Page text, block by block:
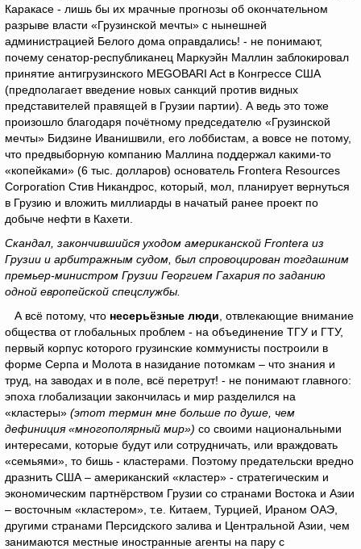
Каракасе - лишь бы их мрачные прогнозы об окончательном
разрыве власти «Грузинской мечты» с нынешней
администрацией Белого дома оправдались! - не понимают,
почему сенатор-республиканец Маркуэйн Маллин заблокировал
принятие антигрузинского MEGOBARI Act в Конгрессе США
(предполагает введение новых санкций против видных
представителей правящей в Грузии партии). А ведь это тоже
произошло благодаря почётному председателю «Грузинской
мечты» Бидзине Иванишвили, его лоббистам, а вовсе не потому,
что предвыборную компанию Маллина поддержал какими-то
«копейками» (6 тыс. долларов) основатель Frontera Resources
Corporation Стив Никандрос, который, мол, планирует вернуться
в Грузию и вложить миллиарды в начатый ранее проект по
добыче нефти в Кахети.
Скандал, закончившийся уходом американской Frontera из
Грузии и арбитражным судом, был спровоцирован тогдашним
премьер-министром Грузии Георгием Гахария по заданию
одной европейской спецслужбы.
А всё потому, что несерьёзные люди , отвлекающие внимание
общества от глобальных проблем - на объединение ТГУ и ГТУ,
первый корпус которого грузинские коммунисты построили в
форме Серпа и Молота в назидание потомкам – что знания и
труд, на заводах и в поле, всё перетрут! - не понимают главного:
эпоха глобализации закончилась и мир разделился на
«кластеры» (этот термин мне больше по душе, чем
дефиниция «многополярный мир») со своими национальными
интересами, которые будут или сотрудничать, или враждовать
«семьями», то бишь - кластерами. Поэтому предательски вредно
дразнить США – американский «кластер» - стратегическим и
экономическим партнёрством Грузии со странами Востока и Азии
– восточным «кластером», т.е. Китаем, Турцией, Ираном ОАЭ,
другими странами Персидского залива и Центральной Азии, чем
занимаются местные иностранные агенты на пару с